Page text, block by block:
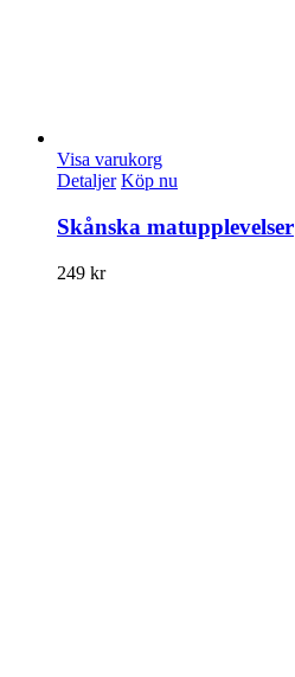
Visa varukorg
Detaljer Köp nu
Skånska matupplevelser
249 kr